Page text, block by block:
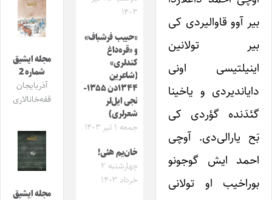
بیر آوو قاوالیردی کی
بیر تولانین
اینیلتیسی اونی
دایاندیردی و یاخینا
گئدَنده گؤردی کی
بَح یارالی‌دی. آوچی
احمد ایش گوجونو
بوراخیب او تولانی
۱۴۰۳
«حبیب فرشباف»
و «قره‌داغ
کندلری»
(شاعرین
۱۳۴۴دن ۱۳۵۵-
نجی ایل‌لر
شعرلری)
جمعه ۱ تیر ۱۴۰۳
خان‌یم هئی!
چهارشنبه ۲
خرداد ۱۴۰۳
مجله ایشیق
شماره 2
آذربایجان
قفه‌خانالاری
مجله ایشیق